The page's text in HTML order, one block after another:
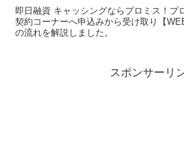
即日融資 キャッシングならプロミス！プ
契約コーナーへ申込みから受け取り【
の流れを解説しました。
スポンサーリ